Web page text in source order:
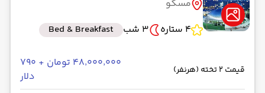
حرکت از مبدا: 00:00
trainمدت سفر: 04:00
مسکو
4 ستاره
3 شب Bed & Breakfast
قیمت 2 تخته (هرنفر)
۴۸٬۰۰۰٬۰۰۰ تومان + ۷۹۰
دلار